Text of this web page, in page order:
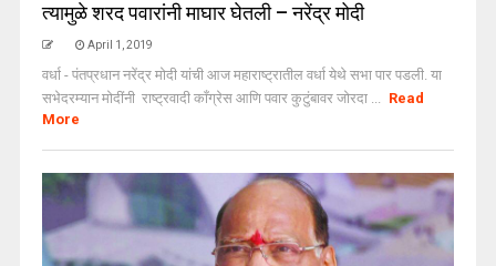
त्यामुळे शरद पवारांनी माघार घेतली – नरेंद्र मोदी
April 1, 2019
वर्धा - पंतप्रधान नरेंद्र मोदी यांची आज महाराष्ट्रातील वर्धा येथे सभा पार पडली. या
सभेदरम्यान मोदींनी राष्ट्रवादी काँग्रेस आणि पवार कुटुंबावर जोरदा ... Read
More